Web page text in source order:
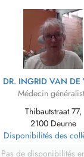
DR. INGRID VAN DE
Médecin
Thibautstraat 77,
2100 Deurne
Disponibilités des
Pas de disponibilités